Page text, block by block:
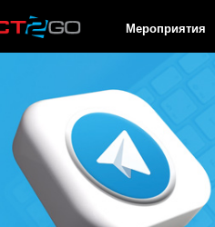
Мероприятия